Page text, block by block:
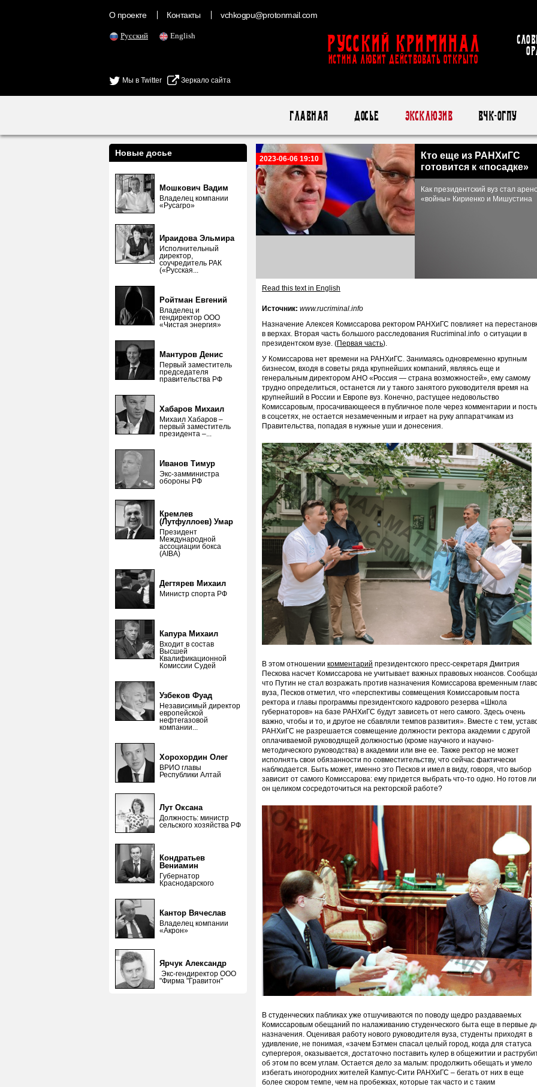
О проекте Контакты vchkogpu@protonmail.com
Русский English
Мы в Twitter Зеркало сайта
Русский Криминал
ИСТИНА ЛЮБИТ ДЕЙСТВОВАТЬ ОТКРЫТО
Главная Досье Эксклюзив ВЧК-ОГПУ
Новые досье
Мошкович Вадим
Владелец компании
«Русагро»
Ираидова Эльмира
Исполнительный
директор,
соучредитель РАК
(«Русская...
Ройтман Евгений
Владелец и
гендиректор ООО
«Чистая энергия»
Мантуров Денис
Первый заместитель
председателя
правительства РФ
Хабаров Михаил
Михаил Хабаров –
первый заместитель
президента –...
Иванов Тимур
Экс-замминистра
обороны РФ
Кремлев
(Лутфуллоев) Умар
Президент
Международной
ассоциации бокса
(AIBA)
Дегтярев Михаил
Министр спорта РФ
Капура Михаил
Входит в состав
Высшей
Квалификационной
Комиссии Судей
Узбеков Фуад
Независимый директор
европейской
нефтегазовой
компании...
Хорохордин Олег
ВРИО главы
Республики Алтай
Лут Оксана
Должность: министр
сельского хозяйства РФ
Кондратьев
Вениамин
Губернатор
Краснодарского
Кантор Вячеслав
Владелец компании
«Акрон»
Ярчук Александр
Экс-гендиректор ООО
"Фирма "Гравитон"
2023-06-06 19:10
Кто еще из РАНХиГС
готовится к «посадке»
Как президентский вуз стал
«войны» Кириенко и Мишустина
Read this text in English
Источник: www.rucriminal.info
Назначение Алексея Комиссарова ректором РАНХиГС повлияет на
в верхах. Вторая часть большого расследования Rucriminal.infо о ситуации в
президентском вузе. (Первая часть).
У Комиссарова нет времени на РАНХиГС. Занимаясь одновременно крупным
бизнесом, входя в советы ряда крупнейших компаний, являясь еще и
генеральным директором АНО «Россия — страна возможностей», ему самому
трудно определиться, останется ли у такого занятого руководителя время на
крупнейший в России и Европе вуз. Конечно, растущее недовольство
Комиссаровым, просачивающееся в публичное поле через комментарии и
в соцсетях, не остается незамеченным и играет на руку аппаратчикам из
Правительства, попадая в нужные уши и донесения.
В этом отношении комментарий президентского пресс-секретаря Дмитрия
Пескова насчет Комиссарова не учитывает важных правовых нюансов.
что Путин не стал возражать против назначения Комиссарова временным
вуза, Песков отметил, что «перспективы совмещения Комиссаровым поста
ректора и главы программы президентского кадрового резерва «Школа
губернаторов» на базе РАНХиГС будут зависеть от него самого. Здесь очень
важно, чтобы и то, и другое не сбавляли темпов развития». Вместе с тем,
РАНХиГС не разрешается совмещение должности ректора академии с другой
оплачиваемой руководящей должностью (кроме научного и научно-
методического руководства) в академии или вне ее. Также ректор не может
исполнять свои обязанности по совместительству, что сейчас фактически
наблюдается. Быть может, именно это Песков и имел в виду, говоря, что выбор
зависит от самого Комиссарова: ему придется выбрать что-то одно. Но готов ли
он целиком сосредоточиться на ректорской работе?
В студенческих пабликах уже отшучиваются по поводу щедро раздаваемых
Комиссаровым обещаний по налаживанию студенческого быта еще в первые
назначения. Оценивая работу нового руководителя вуза, студенты приходят в
удивление, не понимая, «зачем Бэтмен спасал целый город, когда для статуса
супергероя, оказывается, достаточно поставить кулер в общежитии и
об этом по всем углам. Остается дело за малым: продолжить обещать и умело
избегать иногородних жителей Кампус-Сити РАНХиГС – бегать от них в еще
более скором темпе, чем на пробежках, которые так часто и с таким